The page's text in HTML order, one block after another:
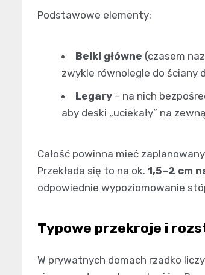
Podstawowe elementy:
Belki główne (czasem
zwykle równolegle do ściany
Legary – na nich
aby deski „uciekały” na
Całość powinna mieć
Przekłada się to na ok. 1,5–2 cm
odpowiednie wypoziomowanie
Typowe przekroje i
W prywatnych domach rzadko